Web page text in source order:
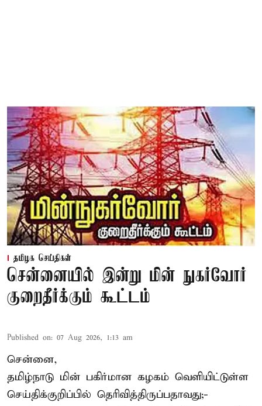
தமிழக செய்திகள்
சென்னையில் இன்று மின் நுகர்வோர்
குறைதீர்க்கும் கூட்டம்
Published on: 07 Aug 2026, 1:13 am
சென்னை,
தமிழ்நாடு மின் பகிர்மான கழகம் வெளியிட்டுள்ள
செய்திக்குறிப்பில் தெரிவித்திருப்பதாவது;-